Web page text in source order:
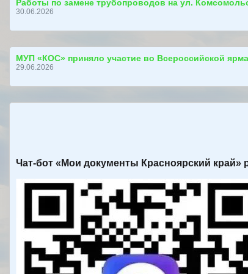
Работы по замене трубопроводов на ул.
30.06.2026
МУП «КОС» приняло участие во Всероссийской
29.06.2026
Чат-бот «Мои документы Красноярский